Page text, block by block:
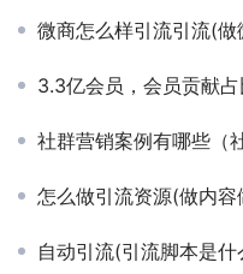
微商怎么样引流引流(做微商但是不知
3.3亿会员，会员贡献
社群营销案例有哪些（
怎么做引流资源(做内容做
自动引流(引流脚本是什么？比邻